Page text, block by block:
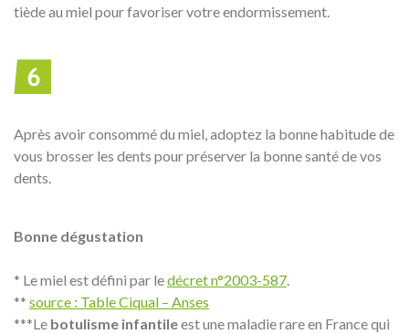
tiède au miel pour favoriser votre endormissement.
Après avoir consommé du miel, adoptez la bonne habitude de
vous brosser les dents pour préserver la bonne santé de vos
dents.
Bonne dégustation
* Le miel est défini par ledécret n°2003-587.
** source : Table Ciqual – Anses
***Le botulisme infantileest une maladie rare en France qui